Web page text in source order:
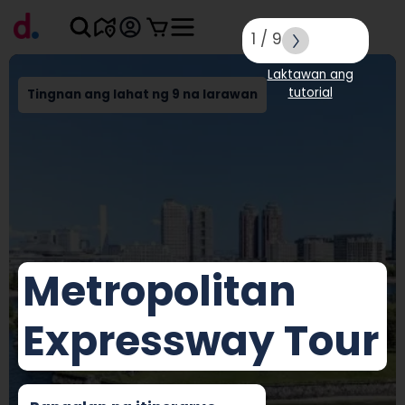
Tingnan ang lahat ng 9 na larawan
Metropolitan
Expressway Tour
1 / 9
Laktawan ang
tutorial